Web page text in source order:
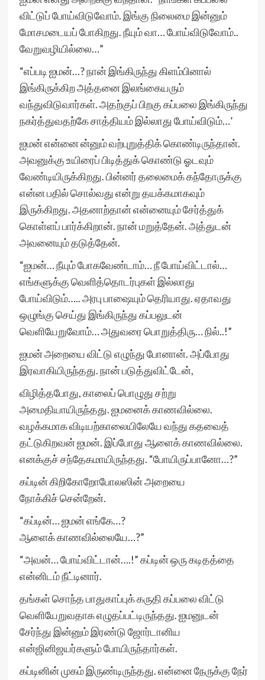
விட்டுப் போய்விடுவோம். இங்கு நிலைமை இன்னும்
மோசமடையப் போகிறது. நீயும் வா… போய்விடுவோம்..
வேறுவழியில்லை…”
“எப்படி ஐமன்…? நான் இங்கிருந்து கிளம்பினால்
இங்கிருக்கிற அத்தனை இலங்கையரும்
வந்துவிடுவார்கள். அதற்குப் பிறகு கப்பலை இங்கிருந்து
நகர்த்துவதற்கே சாத்தியம் இல்லாது போய்விடும்…’
ஐமன் என்னை ன்னும் வற்புறுத்திக் கொண்டிருந்தான்.
அவனுக்கு உயிரைப் பிடித்துக் கொண்டு ஓடவும்
வேண்டியிருக்கிறது. பின்னர் தலைமைக் கந்தோருக்கு
என்ன பதில் சொல்வது என்று தயக்கமாகவும்
இருக்கிறது. அதனாற்தான் என்னையும் சேர்த்துக்
கொள்ளப் பார்க்கிறான். நான் மறுத்தேன். அத்துடன்
அவனையும் தடுத்தேன்.
“ஐமன்… நீயும் போகவேண்டாம்… நீ போய்விட்டால்…
எங்களுக்கு வெளித்தொடர்புகள் இல்லாது
போய்விடும்….. அரபு பாஷையும் தெரியாது. ஏதாவது
ஒழுங்கு செய்து இங்கிருந்து கப்பலுடன்
வெளியேறுவோம்… அதுவரை பொறுத்திரு… நில்..!”
ஐமன் அறையை விட்டு எழுந்து போனான். அப்போது
இரவாகியிருந்தது. நான் படுத்துவிட்டேன்,
விழித்தபோது, காலைப் பொழுது சற்று
அமைதியாயிருந்தது. ஐமனைக் காணவில்லை.
வழக்கமாக விடியற்காலையிலேயே வந்து கதவைத்
தட்டுகிறவன் ஐமன். இப்போது ஆளைக் காணவில்லை.
எனக்குச் சந்தேகமாயிருந்தது. “போயிருப்பானோ…?”
கப்டின் கிறிகோறோபோலஸின் அறையை
நோக்கிச் சென்றேன்.
“கப்டின்… ஐமன் எங்கே…?
ஆளைக் காணவில்லையே…?”
“அவன்… போய்விட்டான்….!” கப்டின் ஒரு கடிதத்தை
என்னிடம் நீட்டினார்.
தங்கள் சொந்த பாதுகாப்புக் கருதி கப்பலை விட்டு
வெளியேறுவதாக எழுதப்பட்டிருந்தது. ஐமனுடன்
சேர்ந்து இன்னும் இரண்டு ஜோர்டானிய
என்ஜினிஜயர்களும் போயிருந்தார்கள்.
கப்டினின் முகம் இருண்டிருந்தது. என்னை நேருக்கு நேர்